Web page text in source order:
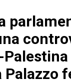
Palazzo